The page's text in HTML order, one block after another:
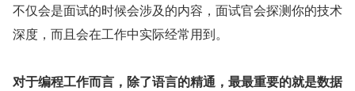
不仅会是面试的时候会涉及的内容，面试官会探测你的技术
深度，而且会在工作中实际经常用到。
对于编程工作而言，除了语言的精通，最最重要的就是数据